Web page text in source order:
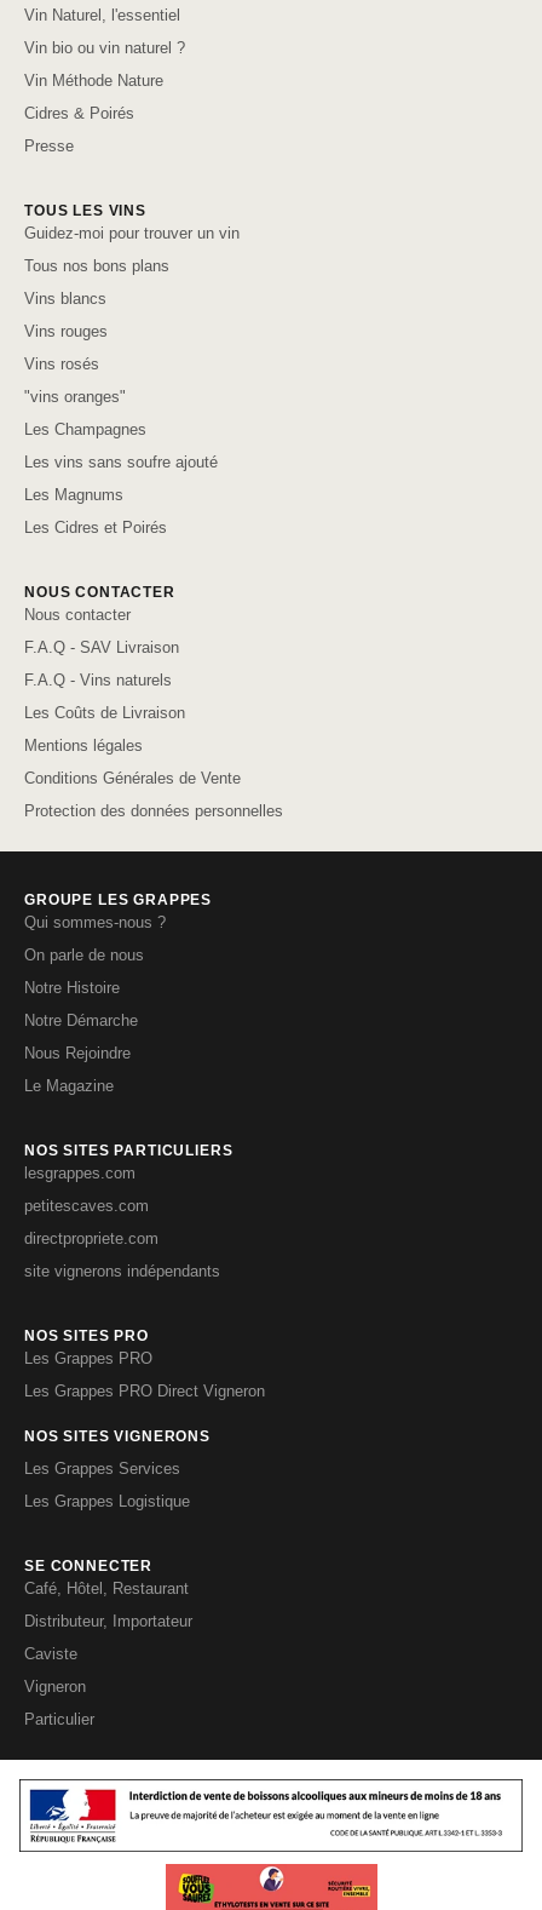
Vin Naturel, l'essentiel
Vin bio ou vin naturel ?
Vin Méthode Nature
Cidres & Poirés
Presse
TOUS LES VINS
Guidez-moi pour trouver un vin
Tous nos bons plans
Vins blancs
Vins rouges
Vins rosés
"vins oranges"
Les Champagnes
Les vins sans soufre ajouté
Les Magnums
Les Cidres et Poirés
NOUS CONTACTER
Nous contacter
F.A.Q - SAV Livraison
F.A.Q - Vins naturels
Les Coûts de Livraison
Mentions légales
Conditions Générales de Vente
Protection des données personnelles
GROUPE LES GRAPPES
Qui sommes-nous ?
On parle de nous
Notre Histoire
Notre Démarche
Nous Rejoindre
Le Magazine
NOS SITES PARTICULIERS
lesgrappes.com
petitescaves.com
directpropriete.com
site vignerons indépendants
NOS SITES PRO
Les Grappes PRO
Les Grappes PRO Direct Vigneron
NOS SITES VIGNERONS
Les Grappes Services
Les Grappes Logistique
SE CONNECTER
Café, Hôtel, Restaurant
Distributeur, Importateur
Caviste
Vigneron
Particulier